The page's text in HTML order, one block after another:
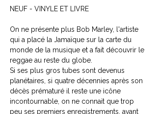
NEUF - VINYLE ET LIVRE
On ne présente plus Bob Marley, l'artiste
qui a placé la Jamaïque sur la carte du
monde de la musique et a fait découvrir le
reggae au reste du globe.
Si ses plus gros tubes sont devenus
planétaires, si quatre décennies après son
décès prématuré il reste une icône
incontournable, on ne connait que trop
peu ses premiers enregistrements, avant